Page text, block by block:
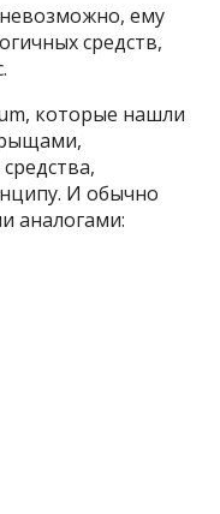
ему
средств,
которые нашли
И обычно
аналогами: